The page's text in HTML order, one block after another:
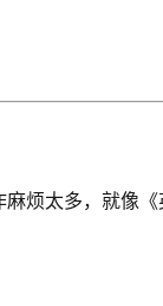
烦太多，就像